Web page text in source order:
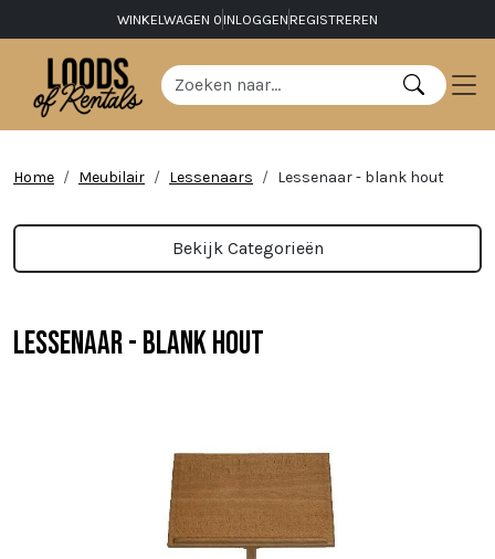
WINKELWAGEN 0 INLOGGEN REGISTREREN
Home Meubilair Lessenaars Lessenaar - blank hout
Bekijk Categorieën
Lessenaar - blank hout